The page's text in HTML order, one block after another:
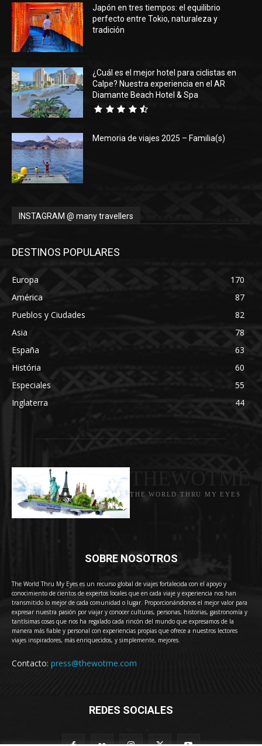
Japón en tres tiempos: el equilibrio
perfecto entre Tokio, naturaleza y
tradición
¿Cuál es el mejor hotel para ciclistas en
Calpe? Nuestra experiencia en el AR
Diamante Beach Hotel & Spa
Memoria de viajes 2025 – Familia(s)
INSTAGRAM @ many travellers
DESTINOS POPULARES
Europa
170
América
87
Pueblos y Ciudades
82
Asia
78
España
63
História
60
Especiales
55
Inglaterra
44
THE WORLD THRU MY EYES
SOBRE NOSOTROS
The World Thru My Eyes es un recurso global de viajes fortalecida con el apoyo y
conocimiento de cientos de expertos locales que en cada viaje y experiencia nos han
transmitido lo mejor de cada comunidad o lugar. Proporcionándonos el mejor valor para
expresar nuestra pasión por viajar y conocer culturas, personas, historias, gastronomía y
tantísimas cosas que nos ha regalado cada rincón del mundo que expresamos de la
manera más fiable y personal con experiencias propias que ofrece a nuestros lectores
viajes inspiradores, más enriquecidos, y simplemente, mejores.
Contacto: press@thewotme.com
REDES SOCIALES